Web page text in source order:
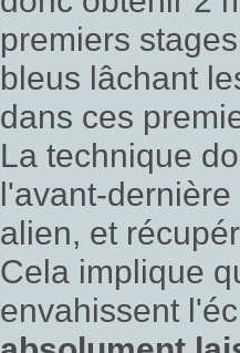
premiers
bleus lâchant
dans ces
La technique
l'avant-
alien, et
Cela implique
envahissent